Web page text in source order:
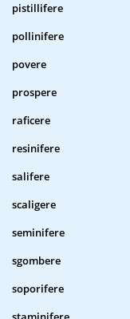
pistillifere
pollinifere
povere
prospere
raficere
resinifere
salifere
scaligere
seminifere
sgombere
soporifere